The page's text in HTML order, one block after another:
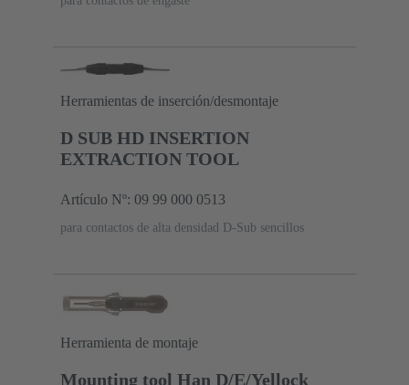
Herramientas de inserción/desmontaje
D SUB HD INSERTION
EXTRACTION TOOL
Artículo Nº: 09 99 000 0513
para contactos de alta densidad D-Sub sencillos
Herramienta de montaje
Mounting tool Han D/E/Yellock